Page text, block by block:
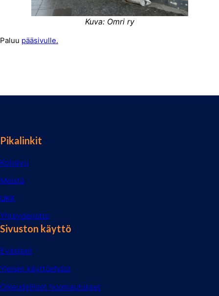
Kuva: Omri ry
Paluu pääsivulle.
Pikalinkit
Kotisivu
Meistä
UKK
Yhteydenotto
Sivuston käyttö
Evästeet
Yleiset käyttöehdot
Oikeudelliset huomautukset